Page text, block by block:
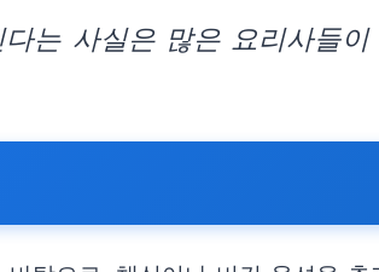
는 사실은 많은 요리사들